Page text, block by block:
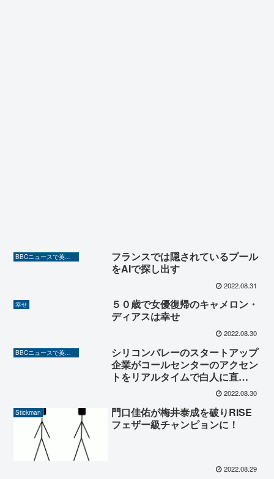
BBCニュースで英語を勉強しよう（TOEIC対策に！）
フランスでは隠されているプール
をAIで探し出す
2022.08.31
幸せ
５０歳で女優復帰のキャメロン・
ディアスは幸せ
2022.08.30
シリコンバレーのスタートアップ
企業がコールセンターのアクセン
トをリアルタイムで白人に直
2022.08.30
Stickman
門口佳佑が梅井泰成を破りRISE
フェザー級チャンピョンに！
2022.08.29